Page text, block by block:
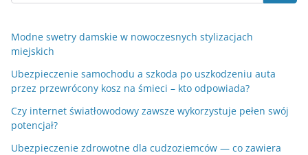
Modne swetry damskie w nowoczesnych stylizacjach
miejskich
Ubezpieczenie samochodu a szkoda po uszkodzeniu auta
przez przewrócony kosz na śmieci – kto odpowiada?
Czy internet światłowodowy zawsze wykorzystuje pełen swój
potencjał?
Ubezpieczenie zdrowotne dla cudzoziemców — co zawiera